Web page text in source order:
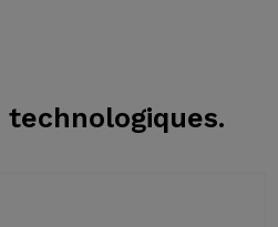
technologiques.